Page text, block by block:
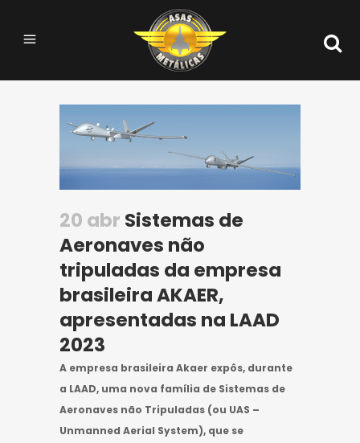
20 abr Sistemas de
Aeronaves não
tripuladas da empresa
brasileira AKAER,
apresentadas na LAAD
2023
A empresa brasileira Akaer expôs, durante
a LAAD, uma nova família de Sistemas de
Aeronaves não Tripuladas (ou UAS –
Unmanned Aerial System), que se